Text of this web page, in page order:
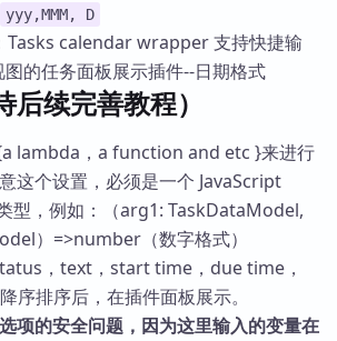
yyy,MMM, D
续完善教程）
lambda，a function and etc }来进行
这个设置，必须是一个 JavaScript
型，例如：（arg1: TaskDataModel,
）=>number（数字格式）
，text，start time，due time，
序排序后，在插件面板展示。
项的安全问题，因为这里输入的变量在